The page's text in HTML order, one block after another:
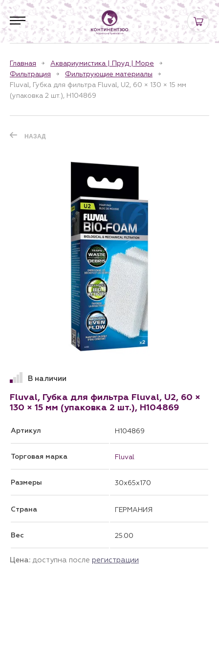
Главная
Аквариумистика | Пруд | Море
Фильтрация
Фильтрующие материалы
Fluval, Губка для фильтра Fluval, U2, 60 × 130 × 15 мм
(упаковка 2 шт.), H104869
НАЗАД
В наличии
Fluval, Губка для фильтра Fluval, U2, 60 ×
130 × 15 мм (упаковка 2 шт.), H104869
Артикул H104869
Торговая марка Fluval
Размеры 30x65x170
Страна ГЕРМАНИЯ
Вес 25.00
Цена: доступна после регистрации